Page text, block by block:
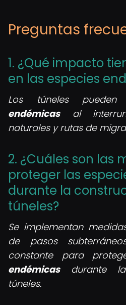
Preguntas
1. ¿Qué impacto
en las especies
Los túneles
endémicasal
naturales y rutas de
2. ¿Cuáles son las
proteger las
durante la
túneles?
Se implementan
de pasos
constante para
endémicasdurante la
túneles.